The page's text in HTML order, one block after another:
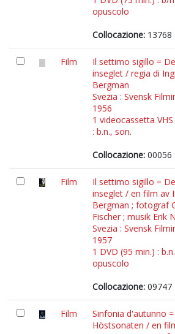
opuscolo
Collocazione: 13768
Film
Il settimo sigillo =
inseglet / regia di
Bergman
Svezia : Svensk
1956
1 videocassetta
: b.n., son.
Collocazione: 00056
Film
Il settimo sigillo =
inseglet / en film av
Bergman ; fotograf
Fischer ; musik Erik
Svezia : Svensk
1957
1 DVD (95 min.) :
opuscolo
Collocazione: 09747
Film
Sinfonia d'autunno =
Höstsonaten / en